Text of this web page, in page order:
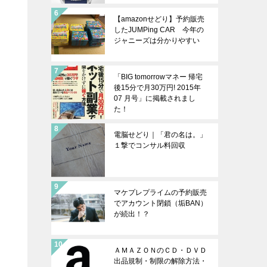
【amazonせどり】予約販売
したJUMPing CAR 今年の
ジャニーズは分かりやすい
「BIG tomorrowマネー 帰宅
後15分で月30万円! 2015年
07 月号」に掲載されまし
た！
電脳せどり｜「君の名は。」
１撃でコンサル料回収
マケプレプライムの予約販売
でアカウント閉鎖（垢BAN）
が続出！？
ＡＭＡＺＯＮのＣＤ・ＤＶＤ
出品規制・制限の解除方法・